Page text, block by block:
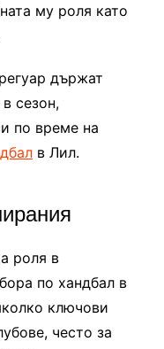
му роля като
държат
сезон,
по време на
в Лил.
роля в
по хандбал в
ключови
често за